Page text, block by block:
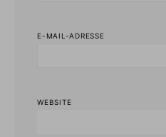
E-MAIL-ADRESSE
WEBSITE